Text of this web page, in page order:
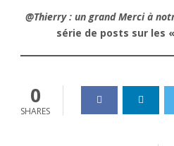
@Thierry : un grand Merci à
série de posts sur les «
0
SHARES